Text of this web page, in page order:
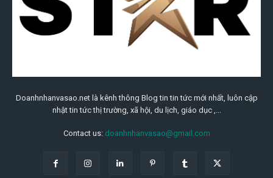
Doanhnhanvasao.net là kênh thông Blog tin tin tức mới nhất, luôn cập
nhật tin tức thị trường, xã hội, du lịch, giáo dục ,...
Contact us: doanhnhanvasao@gmail.com